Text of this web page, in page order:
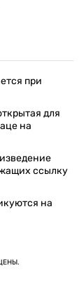
при
для
на
ссылку
на